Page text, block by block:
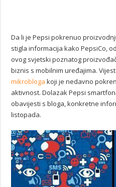
Da li je Pepsi pokrenuo
stigla informacija kako PepsiCo,
ovog svjetski poznatog
biznis s mobilnim uređajima.
mikrobloga koji je nedavno
aktivnost. Dolazak Pepsi
obavijesti s bloga, konkretne
listopada.